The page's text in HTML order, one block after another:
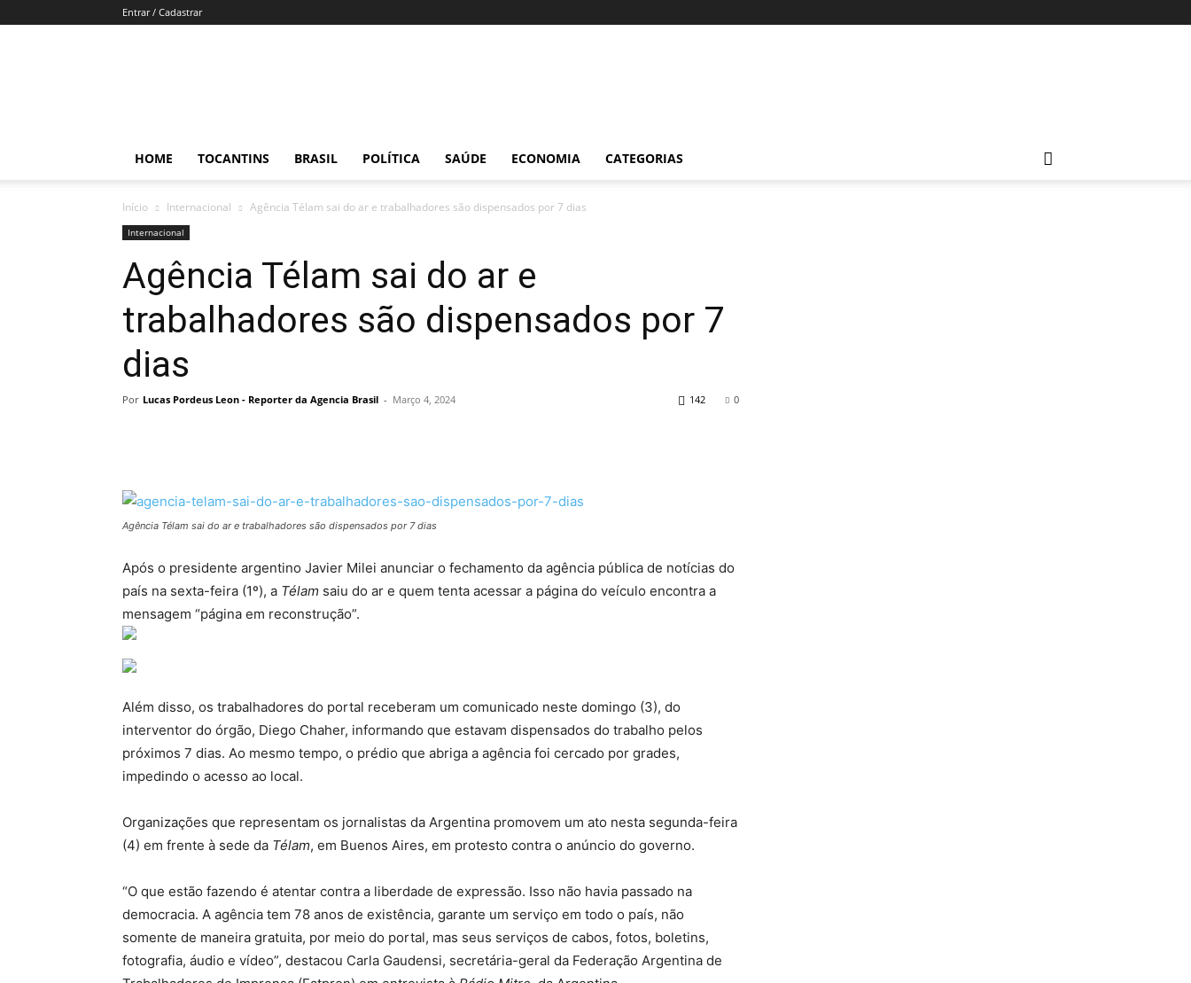
Entrar / Cadastrar
HOME TOCANTINS BRASIL POLÍTICA SAÚDE ECONOMIA CATEGORIAS
Início Internacional Agência Télam sai do ar e trabalhadores são dispensados por 7 dias
Internacional
Agência Télam sai do ar e
trabalhadores são dispensados por 7
dias
Por Lucas Pordeus Leon - Reporter da Agencia Brasil - Março 4, 2024 0
142
Agência Télam sai do ar e trabalhadores são dispensados por 7 dias
Após o presidente argentino Javier Milei anunciar o fechamento da agência pública de notícias do
país na sexta-feira (1º), a Télam saiu do ar e quem tenta acessar a página do veículo encontra a
mensagem “página em reconstrução”.
Além disso, os trabalhadores do portal receberam um comunicado neste domingo (3), do
interventor do órgão, Diego Chaher, informando que estavam dispensados do trabalho pelos
próximos 7 dias. Ao mesmo tempo, o prédio que abriga a agência foi cercado por grades,
impedindo o acesso ao local.
Organizações que representam os jornalistas da Argentina promovem um ato nesta segunda-feira
(4) em frente à sede da Télam, em Buenos Aires, em protesto contra o anúncio do governo.
“O que estão fazendo é atentar contra a liberdade de expressão. Isso não havia passado na
democracia. A agência tem 78 anos de existência, garante um serviço em todo o país, não
somente de maneira gratuita, por meio do portal, mas seus serviços de cabos, fotos, boletins,
fotografia, áudio e vídeo”, destacou Carla Gaudensi, secretária-geral da Federação Argentina de